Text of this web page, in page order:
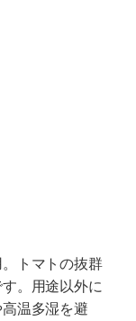
トマトの抜群
。用途以外に
温多湿を避